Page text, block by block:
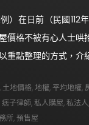
）在日前（民國112
價格不被有心人士哄
重點整理的方式，介
,土地價格,地權,平均地權,
痞子律師,私人購屋,私法人
所,預售屋